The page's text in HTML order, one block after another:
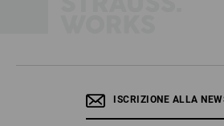
ISCRIZIONE ALLA